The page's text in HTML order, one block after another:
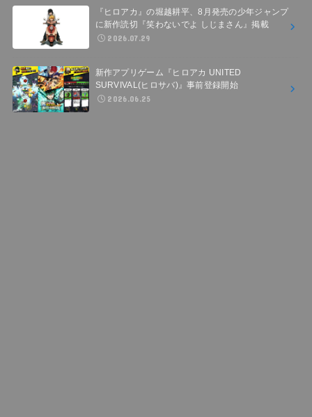
『ヒロアカ』の堀越耕平、8月発売の少年ジャンプ
に新作読切『笑わないでよ しじまさん』掲載
2026.07.29
新作アプリゲーム『ヒロアカ UNITED
SURVIVAL(ヒロサバ)』事前登録開始
2026.06.25